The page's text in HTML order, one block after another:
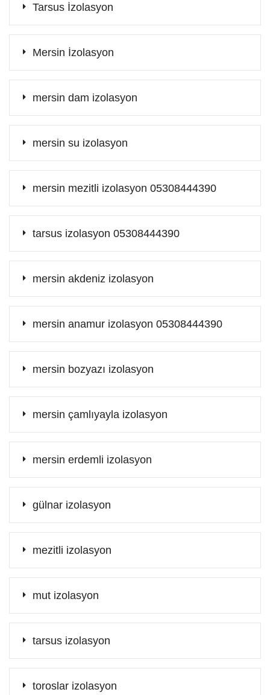
Tarsus İzolasyon
Mersin İzolasyon
mersin dam izolasyon
mersin su izolasyon
mersin mezitli izolasyon 05308444390
tarsus izolasyon 05308444390
mersin akdeniz izolasyon
mersin anamur izolasyon 05308444390
mersin bozyazı izolasyon
mersin çamlıyayla izolasyon
mersin erdemli izolasyon
gülnar izolasyon
mezitli izolasyon
mut izolasyon
tarsus izolasyon
toroslar izolasyon